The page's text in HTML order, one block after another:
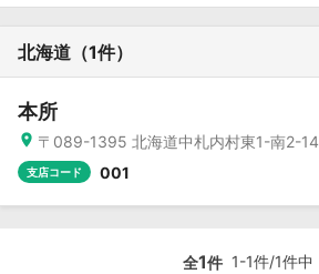
北海道 （1件）
本所
〒089-1395 北海道中札内村東1-南2-14
支店コード 001
全1件 1-1件/1件中